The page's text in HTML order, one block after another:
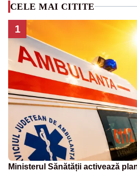
CELE MAI CITITE
1
Ministerul Sănătății activează